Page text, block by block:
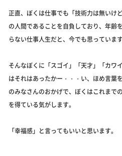
正直、ぼくは仕事でも「技術力は無いけ
の人間であることを自負しており、年齢
らない仕事人生だと、今でも思っています
そんなぼくに「スゴイ」「天才」「カワ
はそれはあったかー・・・い、ほめ言葉
のみなさんのおかげで、ぼくはこれまで
を得ている気がします。
「幸福感」と言ってもいいと思います。